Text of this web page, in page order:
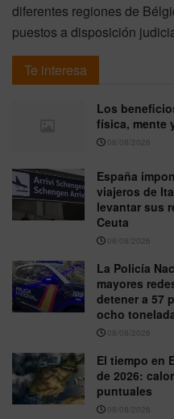
diferentes regiones de
puestos a disposición
Te interesa
Los
física, mente
08/08/2026
España
viajeros de
levantar sus
Ceuta
08/08/2026
La Policía
mayores
detener a 57
ocho
08/08/2026
El tiempo en
de 2026:
puntuales
08/08/2026